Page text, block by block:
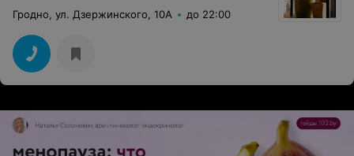
Гродно, ул. Дзержинского, 10А до 22:00